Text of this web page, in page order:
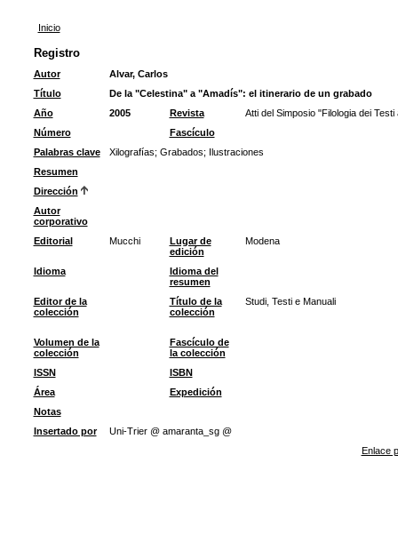
Inicio
Registro
Autor
Alvar, Carlos
Título
De la "Celestina" a "Amadís": el itinerario de un grabado
Año
2005 Revista
Atti del Simposio "Filologia dei
Número
Fascículo
Palabras clave
Xilografías; Grabados; Ilustraciones
Resumen
Dirección
Autor
corporativo
Editorial
Mucchi
Lugar de
edición
Modena
Idioma
Idioma del
resumen
Editor de la
colección
Título de la
colección
Studi, Testi e Manuali
Volumen de la
colección
Fascículo de
la colección
ISSN
ISBN
Área
Expedición
Notas
Insertado por
Uni-Trier @ amaranta_sg @
Enlace